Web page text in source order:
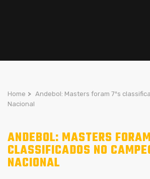
Home > Andebol: Masters foram 7ºs
Nacional
ANDEBOL: MASTERS
CLASSIFICADOS NO
NACIONAL